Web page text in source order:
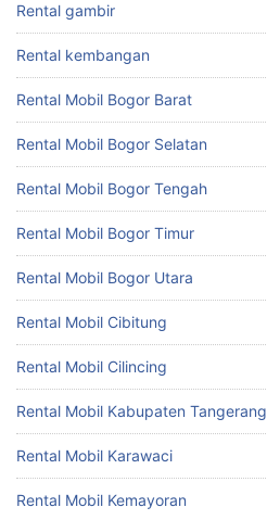
Rental gambir
Rental kembangan
Rental Mobil Bogor Barat
Rental Mobil Bogor Selatan
Rental Mobil Bogor Tengah
Rental Mobil Bogor Timur
Rental Mobil Bogor Utara
Rental Mobil Cibitung
Rental Mobil Cilincing
Rental Mobil Kabupaten Tangerang
Rental Mobil Karawaci
Rental Mobil Kemayoran